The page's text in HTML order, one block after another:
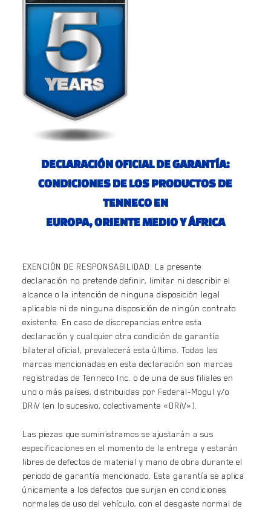
DECLARACIÓN OFICIAL DE GARANTÍA:
CONDICIONES DE LOS PRODUCTOS DE
TENNECO EN
EUROPA, ORIENTE MEDIO Y ÁFRICA
EXENCIÓN DE RESPONSABILIDAD: La presente
declaración no pretende definir, limitar ni describir el
alcance o la intención de ninguna disposición legal
aplicable ni de ninguna disposición de ningún contrato
existente. En caso de discrepancias entre esta
declaración y cualquier otra condición de garantía
bilateral oficial, prevalecerá esta última. Todas las
marcas mencionadas en esta declaración son marcas
registradas de Tenneco Inc. o de una de sus filiales en
uno o más países, distribuidas por Federal-Mogul y/o
DRiV (en lo sucesivo, colectivamente «DRiV»).
Las piezas que suministramos se ajustarán a sus
especificaciones en el momento de la entrega y estarán
libres de defectos de material y mano de obra durante el
periodo de garantía mencionado. Esta garantía se aplica
únicamente a los defectos que surjan en condiciones
normales de uso del vehículo, con el desgaste normal de